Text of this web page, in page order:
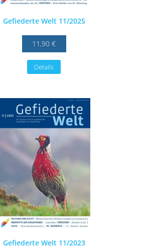
Gefiederte Welt 11/2025
11,90 €
Details
Gefiederte Welt 11/2023